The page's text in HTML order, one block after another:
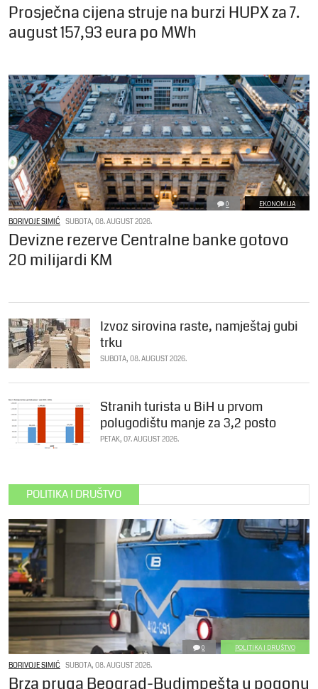
Prosječna cijena struje na burzi HUPX za 7.
august 157,93 eura po MWh
0 EKONOMIJA
BORIVOJE SIMIĆ SUBOTA, 08. AUGUST 2026.
Devizne rezerve Centralne banke gotovo
20 milijardi KM
Izvoz sirovina raste, namještaj gubi
trku
SUBOTA, 08. AUGUST 2026.
Stranih turista u BiH u prvom
polugodištu manje za 3,2 posto
PETAK, 07. AUGUST 2026.
POLITIKA I DRUŠTVO
0 POLITIKA I DRUŠTVO
BORIVOJE SIMIĆ SUBOTA, 08. AUGUST 2026.
Brza pruga Beograd-Budimpešta u pogonu